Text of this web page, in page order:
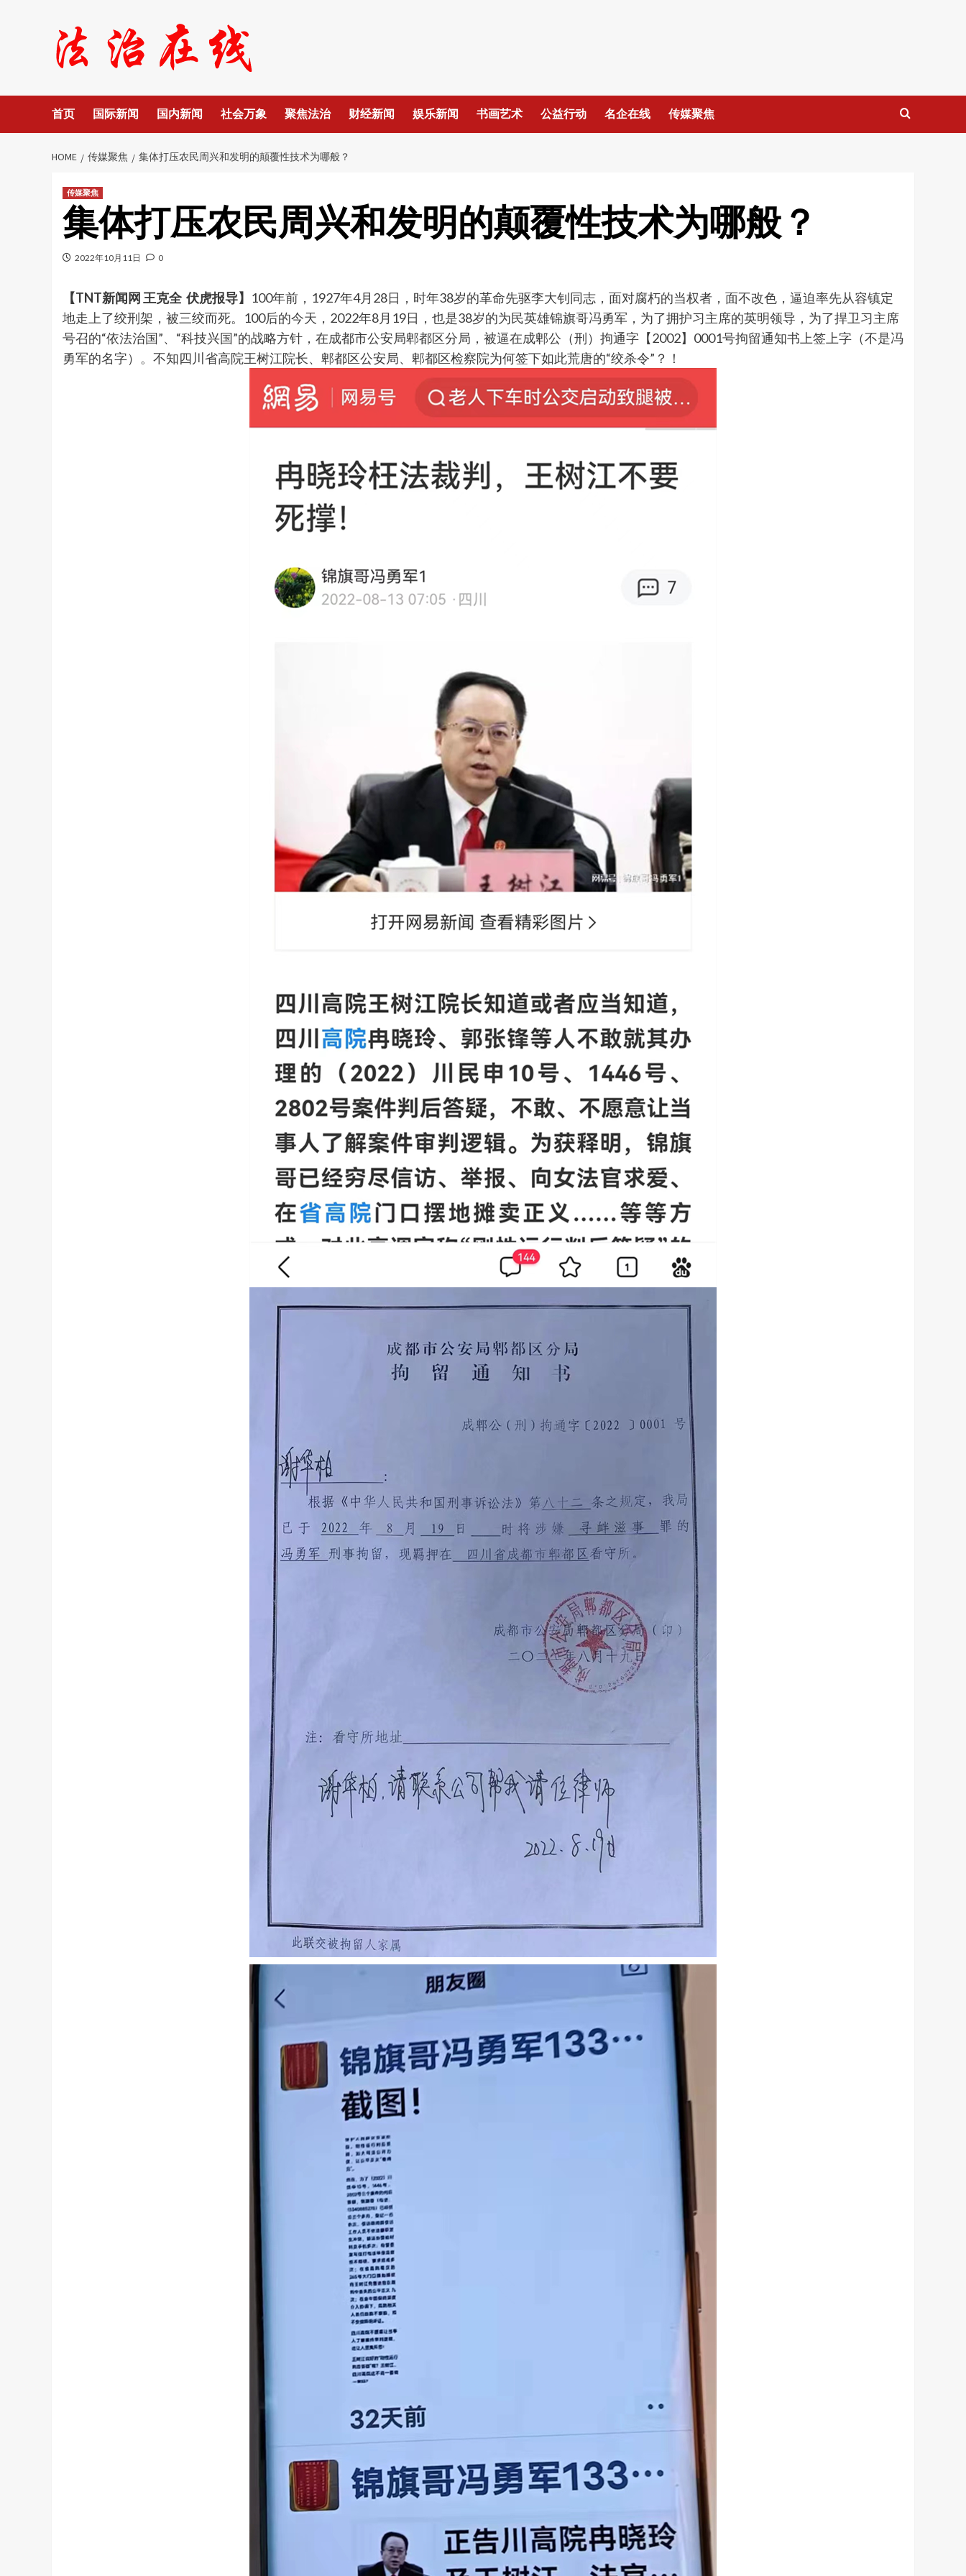
首页 国际新闻 国内新闻 社会万象 聚焦法治 财经新闻 娱乐新闻 书画艺术 公益行动 名企在线 传媒聚焦
HOME 传媒聚焦 集体打压农民周兴和发明的颠覆性技术为哪般？
传媒聚焦
集体打压农民周兴和发明的颠覆性技术为哪般？
2022年10月11日 0
【TNT新闻网 王克全 伏虎报导】 100年前，1927年4月28日，时年38岁的革命先驱李大钊同志，面对腐朽的当权者，面不改色，逼迫率先从容镇定
地走上了绞刑架，被三绞而死。100后的今天，2022年8月19日，也是38岁的为民英雄锦旗哥冯勇军，为了拥护习主席的英明领导，为了捍卫习主席
号召的“依法治国”、“科技兴国”的战略方针，在成都市公安局郫都区分局，被逼在成郫公（刑）拘通字【2002】0001号拘留通知书上签上字（不是冯
勇军的名字）。不知四川省高院王树江院长、郫都区公安局、郫都区检察院为何签下如此荒唐的“绞杀令”？！